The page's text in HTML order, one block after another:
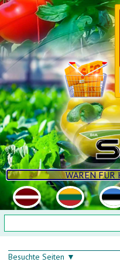
Direkt zum Inhalt
WAREN FÜR
Besuchte Seiten ▼